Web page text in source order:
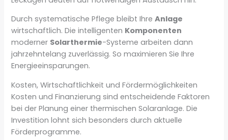
Durch systematische Pflege bleibt IhreAnlage
wirtschaftlich. Die intelligenten Komponenten
moderner Solarthermie-Systeme arbeiten dann
jahrzehntelang zuverlässig. So maximieren Sie Ihre
Energieeinsparungen.
Kosten, Wirtschaftlichkeit und Fördermöglichkeiten
Kosten und Finanzierung sind entscheidende Faktoren
bei der Planung einer thermischen Solaranlage. Die
Investition lohnt sich besonders durch aktuelle
Förderprogramme.